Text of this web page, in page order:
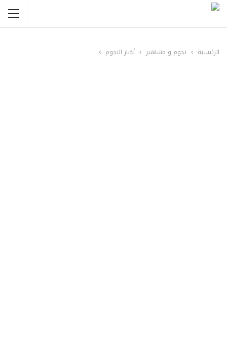
الرئيسية نجوم و مشاهير أخبار النجوم